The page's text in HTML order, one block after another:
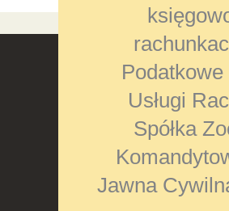
Usługi
Spółka
Jawna